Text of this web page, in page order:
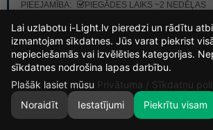
0
PIEEJAMĪBA:
PIEGĀDES LAIKS ~2 NEDĒĻAS
14
DIENAS
7
STUNDAS
15
MIN.
12
Lai uzlabotu i-Light.lv pieredzi un rādītu
izmantojam sīkdatnes. Jūs varat piekrist
nepieciešamās vai izvēlēties kategorijas.
sīkdatnes nodrošina lapas darbību.
Plašāk lasiet mūsu Privātuma / Sīkdatņu
Noraidīt
Iestatījumi Piekrītu visam